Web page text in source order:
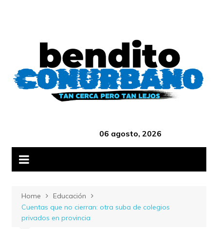
06 agosto, 2026
Home
Educación
Cuentas que no cierran: otra suba de colegios
privados en provincia